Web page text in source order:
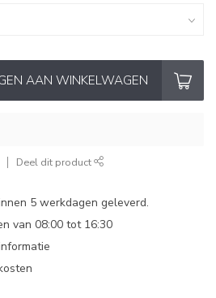
AAN WINKELWAGEN
Deel dit product
5 werkdagen geleverd.
van 08:00 tot 16:30